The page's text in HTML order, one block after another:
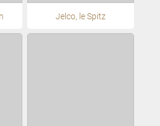
Jelco, le Spitz